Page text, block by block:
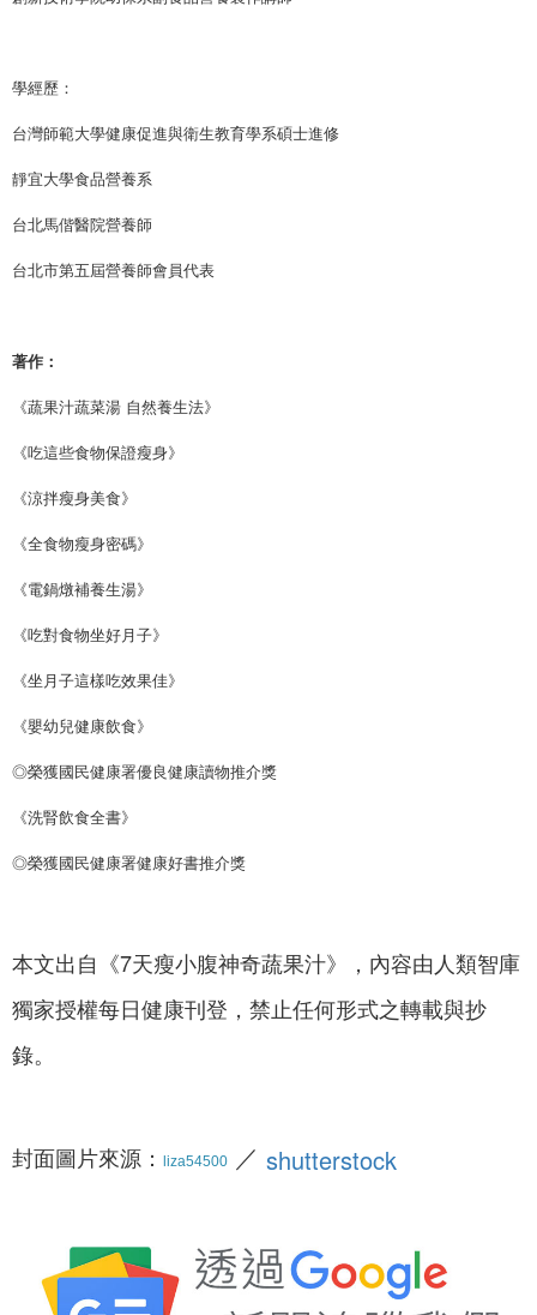
學經歷：
台灣師範大學健康促進與衛生教育學系碩士進修
靜宜大學食品營養系
台北馬偕醫院營養師
台北市第五屆營養師會員代表
著作：
《蔬果汁蔬菜湯 自然養生法》
《吃這些食物保證瘦身》
《涼拌瘦身美食》
《全食物瘦身密碼》
《電鍋燉補養生湯》
《吃對食物坐好月子》
《坐月子這樣吃效果佳》
《嬰幼兒健康飲食》
◎榮獲國民健康署優良健康讀物推介獎
《洗腎飲食全書》
◎榮獲國民健康署健康好書推介獎
本文出自《7天瘦小腹神奇蔬果汁》，內容由人類智庫
獨家授權每日健康刊登，禁止任何形式之轉載與抄
錄。
封面圖片來源： liza54500 ／ shutterstock